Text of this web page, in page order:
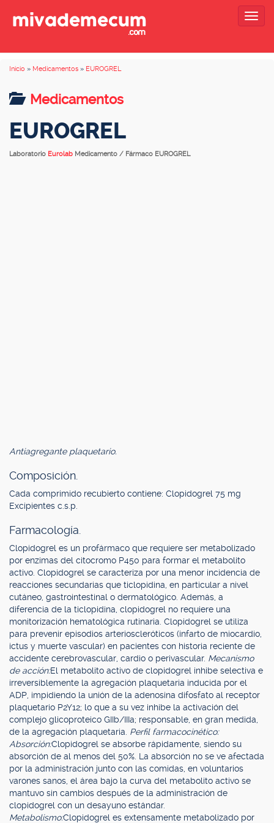
Inicio » Medicamentos » EUROGREL
Medicamentos
EUROGREL
Laboratorio Eurolab Medicamento / Fármaco EUROGREL
Antiagregante plaquetario.
Composición.
Cada comprimido recubierto contiene: Clopidogrel 75 mg
Excipientes c.s.p.
Farmacología.
Clopidogrel es un profármaco que requiere ser metabolizado
por enzimas del citocromo P450 para formar el metabolito
activo. Clopidogrel se caracteriza por una menor incidencia de
reacciones secundarias que ticlopidina, en particular a nivel
cutáneo, gastrointestinal o dermatológico. Además, a
diferencia de la ticlopidina, clopidogrel no requiere una
monitorización hematológica rutinaria. Clopidogrel se utiliza
para prevenir episodios arterioscleróticos (infarto de miocardio,
ictus y muerte vascular) en pacientes con historia reciente de
accidente cerebrovascular, cardio o perivascular. Mecanismo
de acción:El metabolito activo de clopidogrel inhibe selectiva e
irreversiblemente la agregación plaquetaria inducida por el
ADP, impidiendo la unión de la adenosina difosfato al receptor
plaquetario P2Y12; lo que a su vez inhibe la activación del
complejo glicoproteico GIIb/IIIa; responsable, en gran medida,
de la agregación plaquetaria. Perfil farmacocinético:
Absorción:Clopidogrel se absorbe rápidamente, siendo su
absorción de al menos del 50%. La absorción no se ve afectada
por la administración junto con las comidas, en voluntarios
varones sanos, el área bajo la curva del metabolito activo se
mantuvo sin cambios después de la administración de
clopidogrel con un desayuno estándar.
Metabolismo:Clopidogrel es extensamente metabolizado por